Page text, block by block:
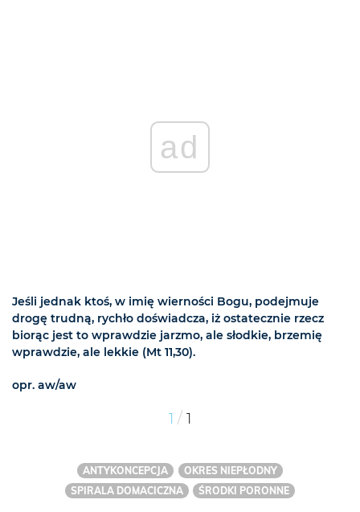
ad
Jeśli jednak ktoś, w imię wierności Bogu, podejmuje
drogę trudną, rychło doświadcza, iż ostatecznie rzecz
biorąc jest to wprawdzie jarzmo, ale słodkie, brzemię
wprawdzie, ale lekkie (Mt 11,30).
opr. aw/aw
1 / 1
ANTYKONCEPCJA
OKRES NIEPŁODNY
SPIRALA DOMACICZNA
ŚRODKI PORONNE